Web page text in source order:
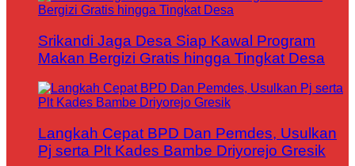
Srikandi Jaga Desa Siap Kawal Program
Makan Bergizi Gratis hingga Tingkat Desa
Langkah Cepat BPD Dan Pemdes, Usulkan
Pj serta Plt Kades Bambe Driyorejo Gresik